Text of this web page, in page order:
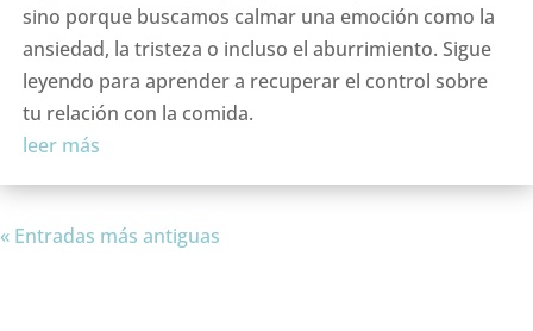
sino porque buscamos calmar una emoción como la
ansiedad, la tristeza o incluso el aburrimiento. Sigue
leyendo para aprender a recuperar el control sobre
tu relación con la comida.
leer más
« Entradas más antiguas